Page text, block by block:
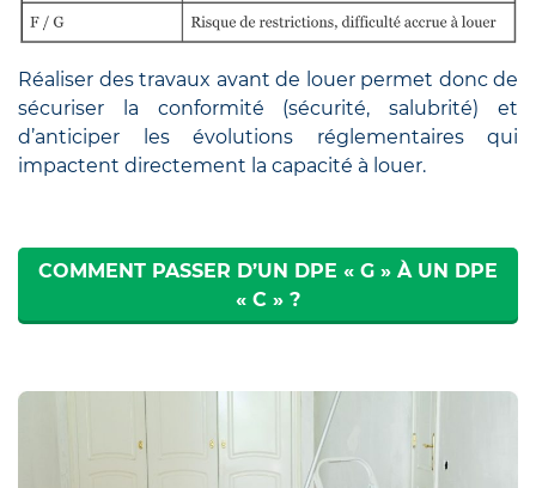
Réaliser des travaux avant de louer permet donc de
sécuriser la conformité (sécurité, salubrité) et
d’anticiper les évolutions réglementaires qui
impactent directement la capacité à louer.
COMMENT PASSER D’UN DPE « G » À UN DPE
« C » ?